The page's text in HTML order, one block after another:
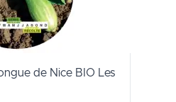
de Nice BIO Les